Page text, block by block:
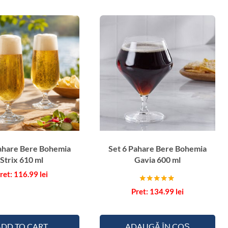
a
e
B
e
r
e
B
o
h
m
u
Bere Bohemia
Strix 610 ml
116.99 lei
Set 6 Pahare Bere Bohemia
Gavia 600 ml
Evaluat la
5.00
134.99 lei